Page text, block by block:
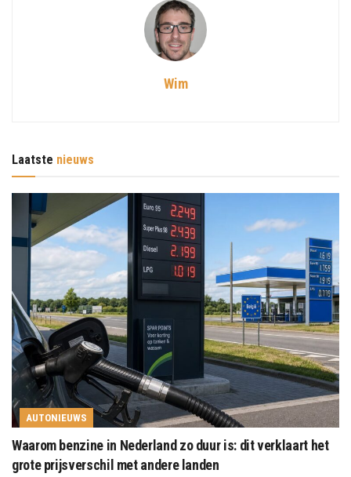
Wim
Laatste nieuws
AUTONIEUWS
Waarom benzine in Nederland zo duur is: dit verklaart het
grote prijsverschil met andere landen